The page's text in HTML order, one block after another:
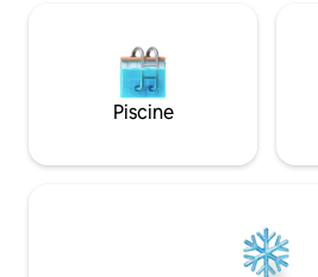
Piscine